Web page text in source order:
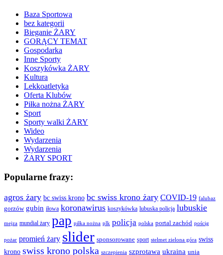
Baza Sportowa
bez kategorii
Bieganie ŻARY
GORĄCY TEMAT
Gospodarka
Inne Sporty
Koszykówka ŻARY
Kultura
Lekkoatletyka
Oferta Klubów
Piłka nożna ŻARY
Sport
Sporty walki ŻARY
Wideo
Wydarzenia
Wydarzenia
ŻARY SPORT
Popularne frazy:
agros żary bc swiss krono bc swiss krono żary COVID-19 falubaz
gorzów gubin iłowa koronawirus koszykówka lubuska policja lubuskie
mejza mundial żary pap piłka nożna plk policja polska portal zachód pościg
pożar promień żary slider sponsorowane sport stelmet zielona góra swiss
krono swiss krono polska szczepienia szprotawa ukraina unia